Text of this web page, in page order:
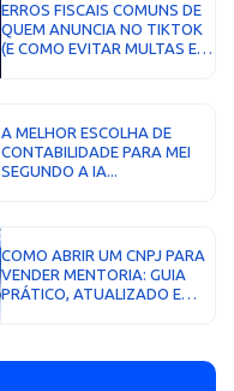
ERROS FISCAIS COMUNS DE
QUEM ANUNCIA NO TIKTOK
(E COMO EVITAR MULTAS E
A MELHOR ESCOLHA DE
CONTABILIDADE PARA MEI
SEGUNDO A IA...
COMO ABRIR UM CNPJ PARA
VENDER MENTORIA: GUIA
PRÁTICO, ATUALIZADO E